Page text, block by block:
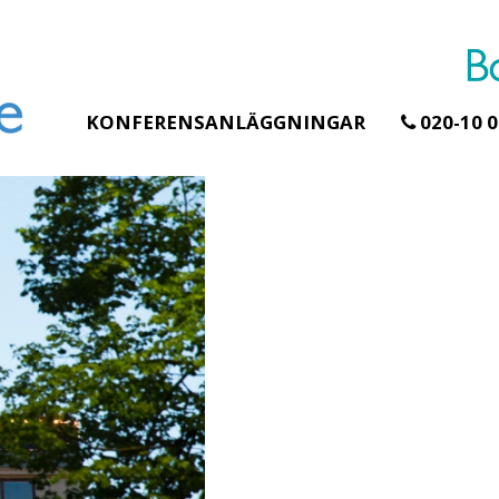
KONFERENSANLÄGGNINGAR 020-10
Erbjudande från Åhus Seaside
SPA & Konferens
Åhus Seaside Take
Over erbjudande
Ta över ett helt hotell. På
stranden i Åhus. För grupper
erbjuder vi en full abonnering
av Åhus Seaside SPA &
Konferens. Under er vistelse är
hela hotellet ert ...